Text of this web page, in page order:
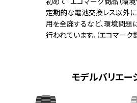
パワーセーブ
時刻合わせ告
フル充電時約
時)
日付早修正機
1/20秒クロノ
定期的な電池交換レス以外
用を全廃するなど、環境問題
行われています。（エコマーク
モデルバリエー